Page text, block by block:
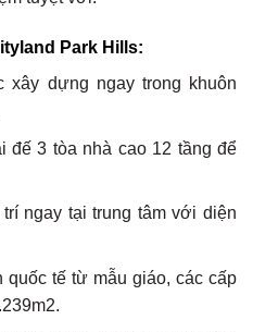
Park Hills:
xây dựng ngay trong khuôn
đế 3 tòa nhà cao 12 tầng để
ngay tại trung tâm với diện
quốc tế từ mẫu giáo, các cấp